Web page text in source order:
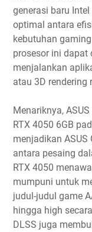
generasi baru
optimal antara
kebutuhan
prosesor ini dapat
menjalankan
atau 3D rendering
Menariknya,
RTX 4050 6GB
menjadikan ASUS
antara pesaing
RTX 4050
mumpuni untuk
judul-judul game
hingga high
DLSS juga